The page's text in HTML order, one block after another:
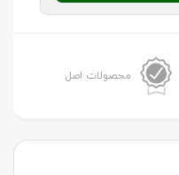
محصولات اصل